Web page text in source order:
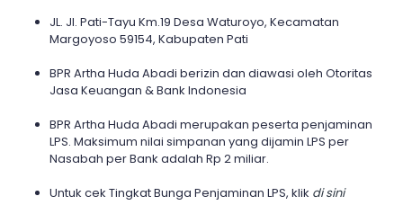
JL. Jl. Pati-Tayu Km.19 Desa Waturoyo, Kecamatan
Margoyoso 59154, Kabupaten Pati
BPR Artha Huda Abadi berizin dan diawasi oleh Otoritas
Jasa Keuangan & Bank Indonesia
BPR Artha Huda Abadi merupakan peserta penjaminan
LPS. Maksimum nilai simpanan yang dijamin LPS per
Nasabah per Bank adalah Rp 2 miliar.
Untuk cek Tingkat Bunga Penjaminan LPS, klik di sini